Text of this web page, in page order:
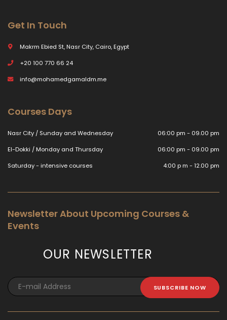
Get In Touch
Makrm Ebied St, Nasr City, Cairo, Egypt
+20 100 770 66 24
info@mohamedgamaldm.me
Courses Days
Nasr City / Sunday and Wednesday
06:00 pm - 09.00 pm
El-Dokki / Monday and Thursday
06:00 pm - 09.00 pm
Saturday - intensive courses
4:00 p m - 12.00 pm
Newsletter About Upcoming Courses &
Events
OUR NEWSLETTER
SUBSCRIBE NOW